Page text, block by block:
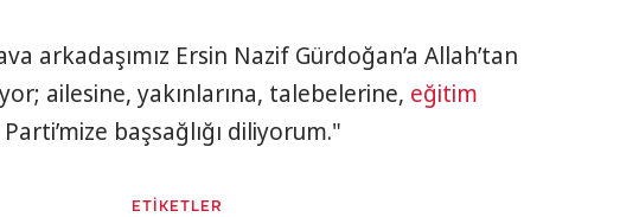
arkadaşımız Ersin Nazif Gürdoğan’a Allah’tan
ailesine, yakınlarına, talebelerine, eğitim
başsağlığı diliyorum."
ETİKETLER